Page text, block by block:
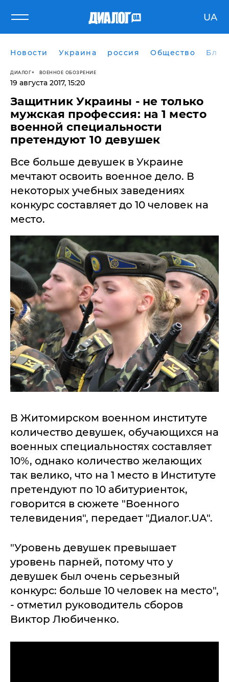
UA
Новости Украина россия Общество
ДИАЛОГ ВОЕННОЕ ОБОЗРЕНИЕ
19 августа 2017, 15:20
Защитник Украины - не только
мужская профессия: на 1 место
военной специальности
претендуют 10 девушек
Все больше девушек в Украине
мечтают освоить военное дело. В
некоторых учебных заведениях
конкурс составляет до 10 человек на
место.
В Житомирском военном институте
количество девушек, обучающихся на
военных специальностях составляет
10%, однако количество желающих
так велико, что на 1 место в Институте
претендуют по 10 абитуриенток,
говорится в сюжете "Военного
телевидения", передает "Диалог.UA".
"Уровень девушек превышает
уровень парней, потому что у
девушек был очень серьезный
конкурс: больше 10 человек на место",
- отметил руководитель сборов
Виктор Любиченко.